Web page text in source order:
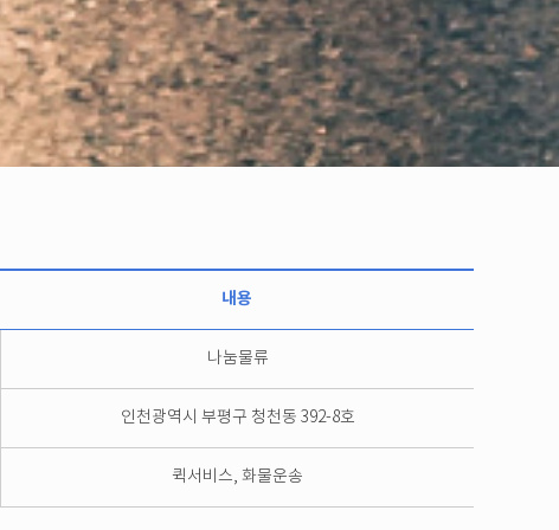
내용
나눔물류
인천광역시 부평구 청천동 392-8호
퀵서비스, 화물운송